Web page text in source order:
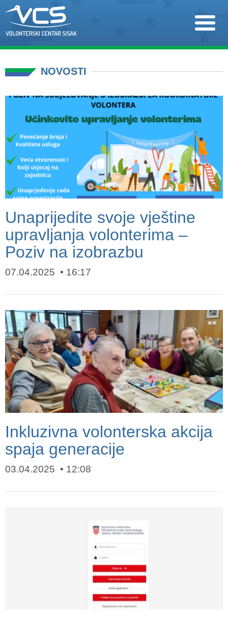
NOVOSTI
Unaprijedite svoje vještine
upravljanja volonterima –
Poziv na izobrazbu
07.04.2025 16:17
Inkluzivna volonterska akcija
spaja generacije
03.04.2025 12:08